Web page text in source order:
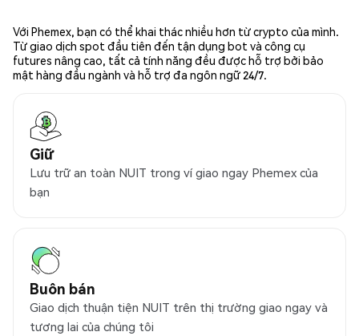
Với Phemex, bạn có thể khai thác nhiều hơn từ crypto của mình.
Từ giao dịch spot đầu tiên đến tận dụng bot và công cụ
futures nâng cao, tất cả tính năng đều được hỗ trợ bởi bảo
mật hàng đầu ngành và hỗ trợ đa ngôn ngữ 24/7.
Giữ
Lưu trữ an toàn NUIT trong ví giao ngay Phemex của
bạn
Buôn bán
Giao dịch thuận tiện NUIT trên thị trường giao ngay và
tương lai của chúng tôi